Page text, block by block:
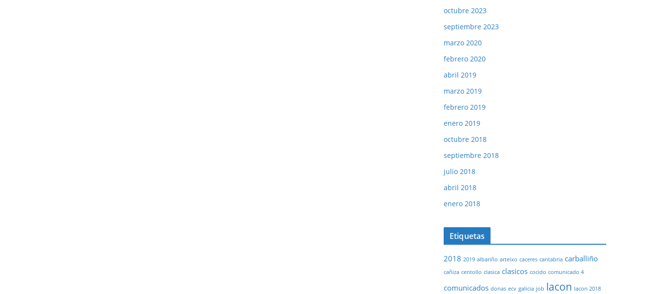
octubre 2023
septiembre 2023
marzo 2020
febrero 2020
abril 2019
marzo 2019
febrero 2019
enero 2019
octubre 2018
septiembre 2018
julio 2018
abril 2018
enero 2018
Etiquetas
2018 2019 albariño arteixo caceres cantabria carballiño
cañiza centollo clasica clasicos cocido comunicado 4
comunicados donas ecv galicia job lacon lacon 2018